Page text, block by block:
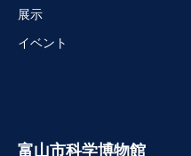
富山市科学博物館
展示
イベント